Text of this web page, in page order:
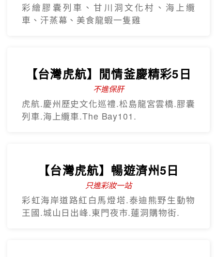
彩繪膠囊列車、甘川洞文化村、海上纜
車、汗蒸幕、美食龍蝦一隻雞
【台灣虎航】閒情釜慶精彩5日
不進保肝
虎航.慶州歷史文化巡禮.松島龍宮雲橋.膠囊
列車.海上纜車.The Bay101.
【台灣虎航】暢遊濟州5日
只進彩妝一站
彩虹海岸道路紅白馬燈塔.泰迪熊野生動物
王國.城山日出峰.東門夜市.蓮洞購物街.